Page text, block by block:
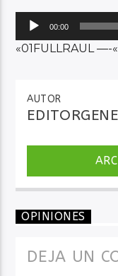
Audio
Reproductor
audio
00:00
«01FULLRAUL —-
AUTOR
OPINIONES
DEJA UN